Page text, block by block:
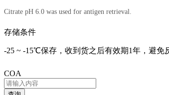
Citrate pH 6.0 was used for antigen retrieval.
存储条件
-25 ~ -15℃保存，收到货之后有效期1年，避免
COA